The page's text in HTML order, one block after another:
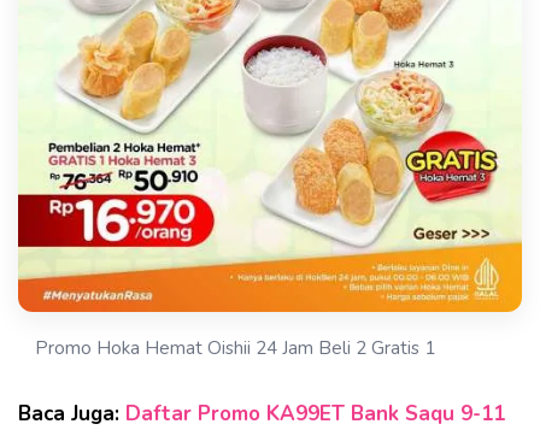
Promo Hoka Hemat Oishii 24 Jam Beli 2 Gratis 1
Baca Juga: Daftar Promo KA99ET Bank Saqu 9-11